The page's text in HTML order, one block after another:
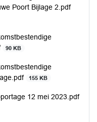
Poort Bijlage 2.pdf
90 KB
155 KB
12 mei 2023.pdf